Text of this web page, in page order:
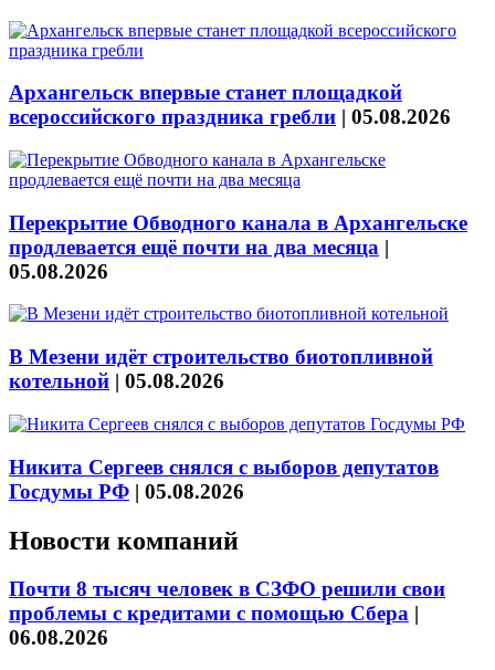
Архангельск впервые станет площадкой
всероссийского праздника гребли | 05.08.2026
Перекрытие Обводного канала в Архангельске
продлевается ещё почти на два месяца |
05.08.2026
В Мезени идёт строительство биотопливной
котельной | 05.08.2026
Никита Сергеев снялся с выборов депутатов
Госдумы РФ | 05.08.2026
Новости компаний
Почти 8 тысяч человек в СЗФО решили свои
проблемы с кредитами с помощью Сбера |
06.08.2026